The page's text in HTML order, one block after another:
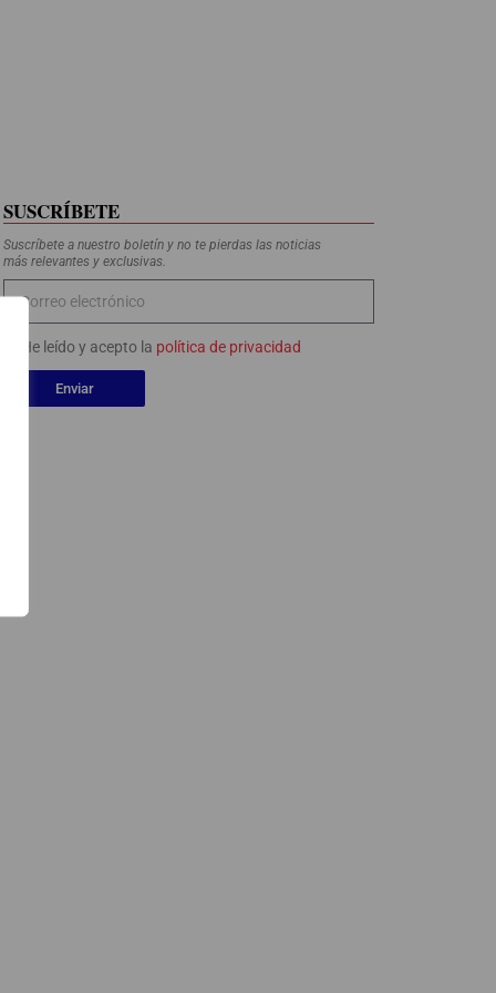
SUSCRÍBETE
Suscríbete a nuestro boletín y no te pierdas las noticias
más relevantes y exclusivas.
He leído y acepto la política de privacidad
Enviar